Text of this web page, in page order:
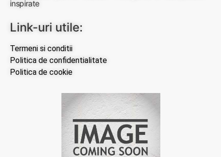
inspirate
Link-uri utile:
Termeni si conditii
Politica de confidentialitate
Politica de cookie